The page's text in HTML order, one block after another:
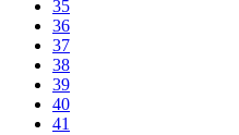
35
36
37
38
39
40
41